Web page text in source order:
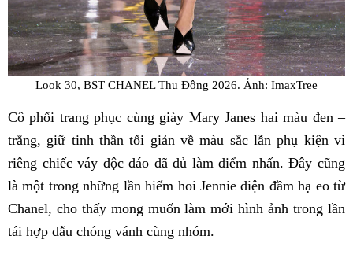
Look 30, BST CHANEL Thu Đông 2026. Ảnh: ImaxTree
Cô phối trang phục cùng giày Mary Janes hai màu đen –
trắng, giữ tinh thần tối giản về màu sắc lẫn phụ kiện vì
riêng chiếc váy độc đáo đã đủ làm điểm nhấn. Đây cũng
là một trong những lần hiếm hoi Jennie diện đầm hạ eo từ
Chanel, cho thấy mong muốn làm mới hình ảnh trong lần
tái hợp dẫu chóng vánh cùng nhóm.